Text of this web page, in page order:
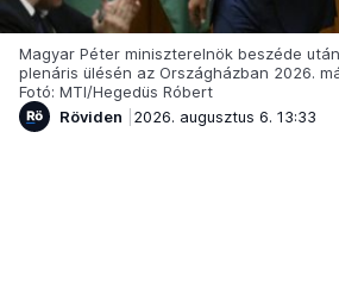
Magyar Péter miniszterelnök beszéde
plenáris ülésén az Országházban 2026.
Fotó: MTI/Hegedüs Róbert
Röviden
2026. augusztus 6. 13:33